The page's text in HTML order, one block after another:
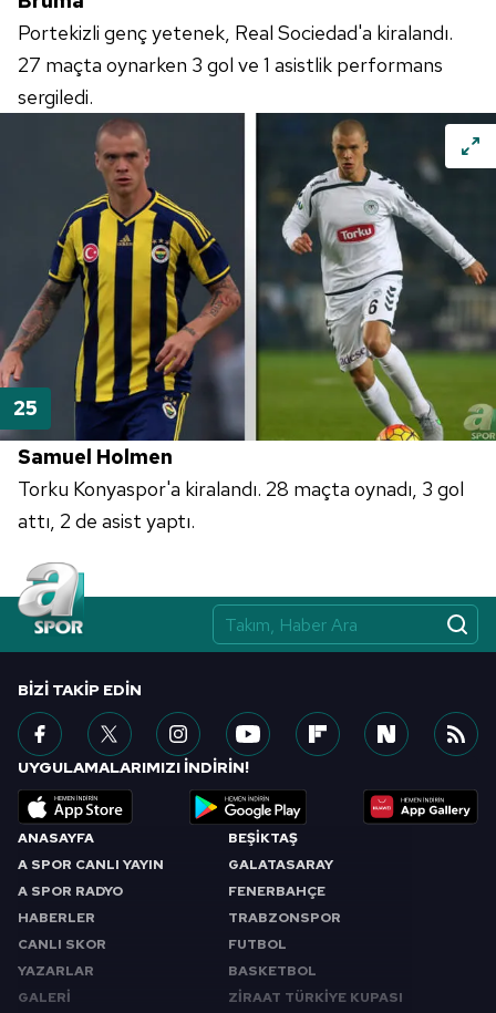
Portekizli genç yetenek, Real Sociedad'a kiralandı.
27 maçta oynarken 3 gol ve 1 asistlik performans
sergiledi.
Samuel Holmen
Torku Konyaspor'a kiralandı. 28 maçta oynadı, 3 gol
attı, 2 de asist yaptı.
ANASAYFA
A SPOR CANLI YAYIN
A SPOR RADYO
HABERLER
CANLI SKOR
YAZARLAR
GALERİ
BEŞİKTAŞ
GALATASARAY
FENERBAHÇE
TRABZONSPOR
FUTBOL
BASKETBOL
ZİRAAT TÜRKİYE KUPASI
BIZI TAKIP EDIN
UYGULAMALARIMIZI İNDİRİN!